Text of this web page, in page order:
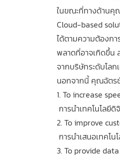
ในขณะที่ทางด้านคุ
Cloud-based
ได้ตามความต้องก
พลาดที่อาจเกิดขึ้น
จากบริษัทระดับโลก
นอกจากนี้ คุณฉัตรชั
1. To increase
การนำเทคโนโลยี
2. To improve
การนำเสนอเทคโ
3. To provide